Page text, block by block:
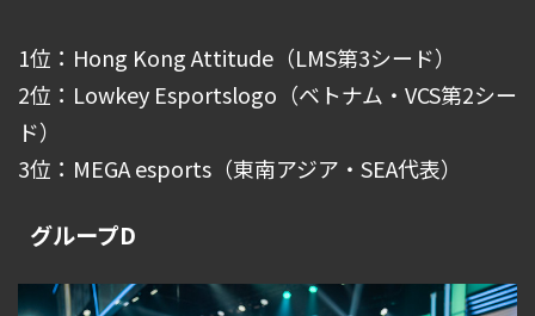
1位：Hong Kong Attitude（LMS第3シード）
2位：Lowkey Esportslogo（ベトナム・VCS第2シー
ド）
3位：MEGA esports（東南アジア・SEA代表）
グループD